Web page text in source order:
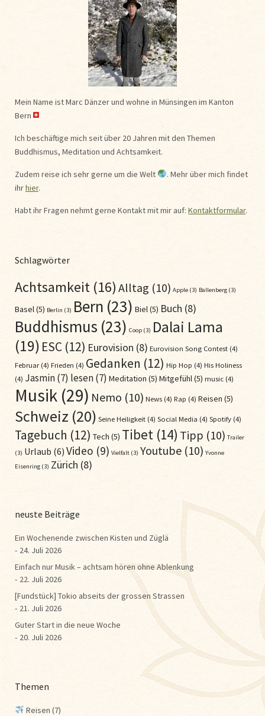
Mein Name ist Marc Dänzer und wohne in Münsingen im Kanton
Bern
Ich beschäftige mich seit über 20 Jahren mit den Themen
Buddhismus, Meditation und Achtsamkeit.
Zudem reise ich sehr gerne um die Welt
. Mehr über mich findet
ihrhier.
Habt ihr Fragen nehmt gerne Kontakt mit mir auf: Kontaktformular.
Schlagwörter
Achtsamkeit (16) Alltag (10) Apple (3) Ballenberg (3)
Basel(5) Berlin (3) Bern (23) Biel(5) Buch (8)
Buddhismus (23) Coop (3) Dalai Lama
(19) ESC (12) Eurovision (8) Eurovision Song Contest(4)
Februar(4) Frieden (4) Gedanken (12) Hip Hop (4) His Holiness
(4) Jasmin(7) lesen(7) Meditation (5) Mitgefühl(5) music(4)
Musik (29) Nemo (10) News (4) Rap (4) Reisen (5)
Schweiz (20) Seine Heiligkeit (4) Social Media (4) Spotify(4)
Tagebuch (12) Tech (5) Tibet (14) Tipp (10) Trailer
(3) Urlaub (6)Video (9) Vielfalt (3) Youtube (10) Yvonne
Eisenring (3) Zürich (8)
neuste Beiträge
Ein Wochenende zwischen Kisten und Züglä
24. Juli 2026
Einfach nur Musik – achtsam hören ohne Ablenkung
22. Juli 2026
[Fundstück] Tokio abseits der grossen Strassen
21. Juli 2026
Guter Start in die neue Woche
20. Juli 2026
Themen
Reisen (7)